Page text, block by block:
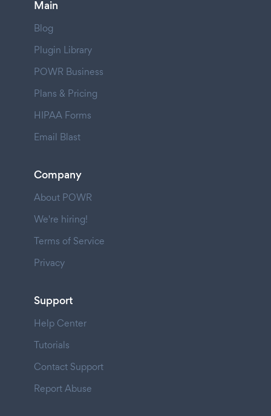
Main
Blog
Plugin Library
POWR Business
Plans & Pricing
HIPAA Forms
Email Blast
Company
About POWR
We're hiring!
Terms of Service
Privacy
Support
Help Center
Tutorials
Contact Support
Report Abuse